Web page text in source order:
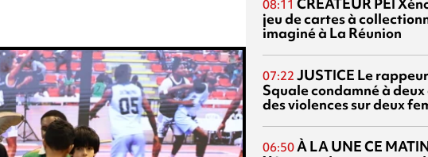
08:11
jeu de cartes à
imaginé à La Réunion
07:22 JUSTICE Le
Squale condamné à
des violences sur deux
06:50À LA UNE CE